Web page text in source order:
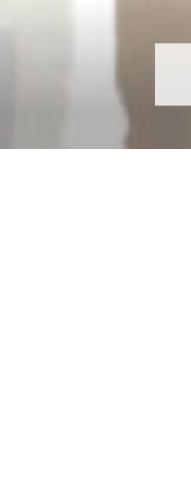
Inhalt